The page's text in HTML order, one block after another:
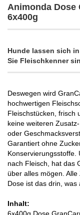
Animonda Dose
6x400g
Hunde lassen sich
Sie Fleischkenner
Deswegen wird
hochwertigen
Fleischstücken, frisch
keine weiteren
oder
Garantiert ohne
Konservierungsstoffe.
nach Fleisch, hat das
über alles mögen.
Dose ist das drin, was
Inhalt:
6x400g Dose